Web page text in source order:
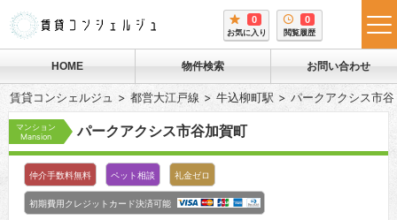
0
お気に入り
0
閲覧履歴
HOME 物件検索 お問い合わせ
賃貸コンシェルジュ 都営大江戸線 牛込柳町駅 パークアクシス市
マンション
Mansion
パークアクシス市谷加賀町
仲介手数料無料 ペット相談 礼金ゼロ
初期費用クレジットカード決済可能